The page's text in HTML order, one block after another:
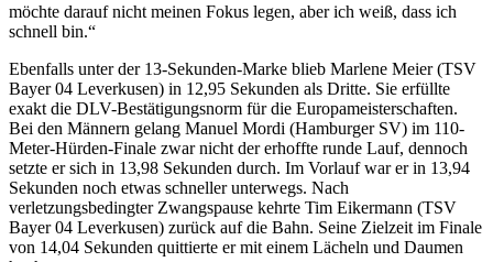
möchte darauf nicht meinen Fokus legen, aber ich weiß, dass ich
schnell bin.“
Ebenfalls unter der 13-Sekunden-Marke blieb Marlene Meier (TSV
Bayer 04 Leverkusen) in 12,95 Sekunden als Dritte. Sie erfüllte
exakt die DLV-Bestätigungsnorm für die Europameisterschaften.
Bei den Männern gelang Manuel Mordi (Hamburger SV) im 110-
Meter-Hürden-Finale zwar nicht der erhoffte runde Lauf, dennoch
setzte er sich in 13,98 Sekunden durch. Im Vorlauf war er in 13,94
Sekunden noch etwas schneller unterwegs. Nach
verletzungsbedingter Zwangspause kehrte Tim Eikermann (TSV
Bayer 04 Leverkusen) zurück auf die Bahn. Seine Zielzeit im Finale
von 14,04 Sekunden quittierte er mit einem Lächeln und Daumen